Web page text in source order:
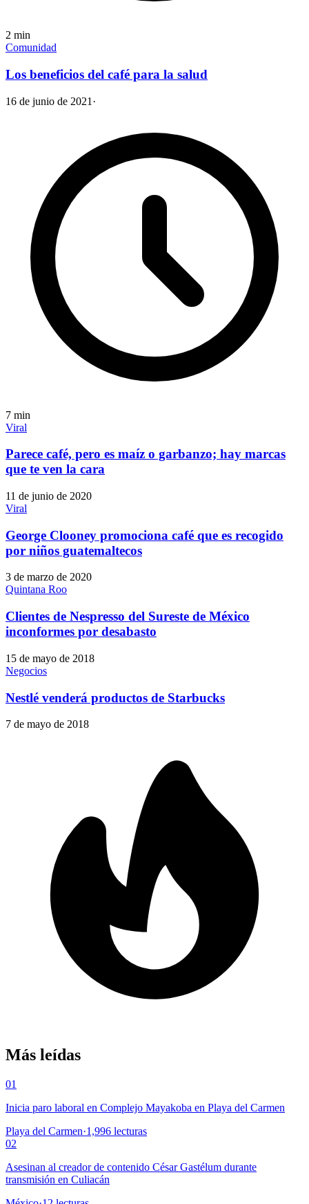
2 min
Comunidad
Los beneficios del café para la salud
16 de junio de 2021 ·
7 min
Viral
Parece café, pero es maíz o garbanzo; hay marcas
que te ven la cara
11 de junio de 2020
Viral
George Clooney promociona café que es recogido
por niños guatemaltecos
3 de marzo de 2020
Quintana Roo
Clientes de Nespresso del Sureste de México
inconformes por desabasto
15 de mayo de 2018
Negocios
Nestlé venderá productos de Starbucks
7 de mayo de 2018
Más leídas
01
Inicia paro laboral en Complejo Mayakoba en Playa del Carmen
Playa del Carmen·1,996 lecturas
02
Asesinan al creador de contenido César Gastélum durante
transmisión en Culiacán